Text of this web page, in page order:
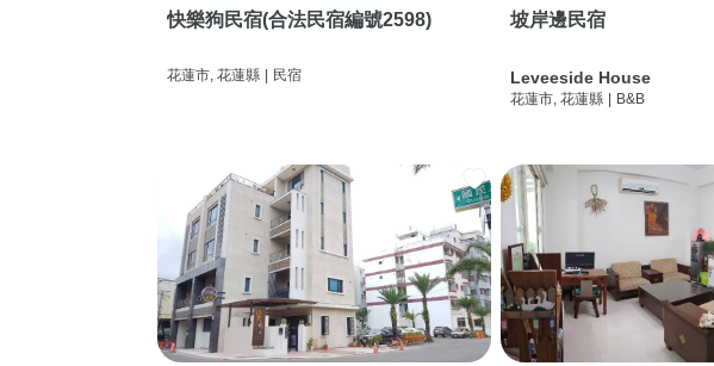
快樂狗民宿(合法民宿編號2598)
花蓮市, 花蓮縣 | 民宿
坡岸邊民宿
Leveeside House
花蓮市, 花蓮縣 | B&B